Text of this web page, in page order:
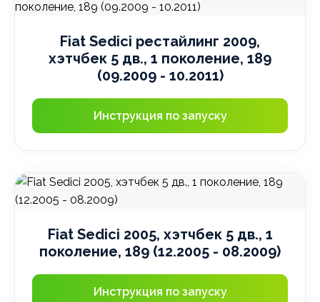
Fiat Sedici рестайлинг 2009,
хэтчбек 5 дв., 1 поколение, 189
(09.2009 - 10.2011)
Инструкция по запуску
Fiat Sedici 2005, хэтчбек 5 дв., 1
поколение, 189 (12.2005 - 08.2009)
Инструкция по запуску